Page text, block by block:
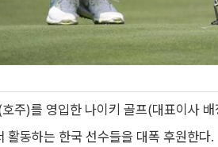
주)를 영입한 나이키 골프(대표이사
동하는 한국 선수들을 대폭 후원한다.